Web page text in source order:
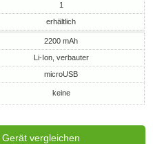
1
erhältlich
2200 mAh
Li-Ion, verbauter
microUSB
keine
vergleichen